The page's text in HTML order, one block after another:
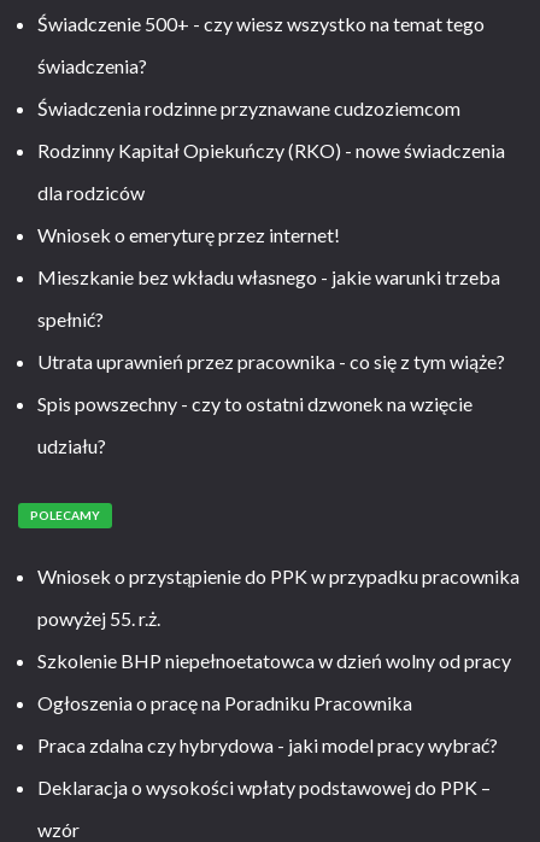
Świadczenie 500+ - czy wiesz wszystko na temat tego
świadczenia?
Świadczenia rodzinne przyznawane cudzoziemcom
Rodzinny Kapitał Opiekuńczy (RKO) - nowe świadczenia
dla rodziców
Wniosek o emeryturę przez internet!
Mieszkanie bez wkładu własnego - jakie warunki trzeba
spełnić?
Utrata uprawnień przez pracownika - co się z tym wiąże?
Spis powszechny - czy to ostatni dzwonek na wzięcie
udziału?
POLECAMY
Wniosek o przystąpienie do PPK w przypadku pracownika
powyżej 55. r.ż.
Szkolenie BHP niepełnoetatowca w dzień wolny od pracy
Ogłoszenia o pracę na Poradniku Pracownika
Praca zdalna czy hybrydowa - jaki model pracy wybrać?
Deklaracja o wysokości wpłaty podstawowej do PPK –
wzór